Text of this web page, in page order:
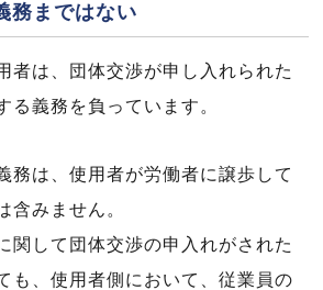
務まではない
者は、団体交渉が申し入れられた
る義務を負っています。
務は、使用者が労働者に譲歩して
含みません。
関して団体交渉の申入れがされた
も、使用者側において、従業員の